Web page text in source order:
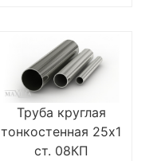
Труба круглая
тонкостенная 25х1
ст. 08КП